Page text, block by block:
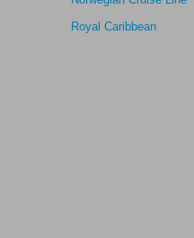
Royal Caribbean